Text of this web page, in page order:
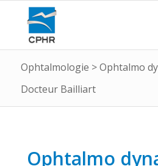
Ophtalmologie >Ophtalmo
Docteur Bailliart
Ophtalmo